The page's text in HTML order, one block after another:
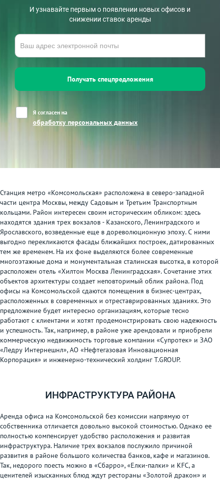
И узнавайте первым о появлении новых офисов и
снижении ставок аренды
Получать спецпредложения
Я согласен на
обработку персональных данных
Станция метро «Комсомольская» расположена в северо-западной
части центра Москвы, между Садовым и Третьим Транспортным
кольцами. Район интересен своим историческим обликом: здесь
находятся здания трех вокзалов - Казанского, Ленинградского и
Ярославского, возведенные еще в дореволюционную эпоху. С ними
выгодно перекликаются фасады ближайших построек, датированных
тем же временем. На их фоне выделяются более современные
многоэтажные дома и монументальная сталинская высотка, в которой
расположен отель «Хилтон Москва Ленинградская». Сочетание этих
объектов архитектуры создает неповторимый облик района. Под
офисы на Комсомольской сдаются помещения в бизнес-центрах,
расположенных в современных и отреставрированных зданиях. Это
предложение будет интересно организациям, которые тесно
работают с клиентами и хотят продемонстрировать свою надежность
и успешность. Так, например, в районе уже арендовали и приобрели
коммерческую недвижимость торговые компании «Супротек» и ЗАО
«Ледру Интернешнл», АО «Нефтегазовая Инновационная
Корпорация» и инженерно-технический холдинг T.GROUP.
ИНФРАСТРУКТУРА РАЙОНА
Аренда офиса на Комсомольской без комиссии напрямую от
собственника отличается довольно высокой стоимостью. Однако ее
полностью компенсирует удобство расположения и развитая
инфраструктура. Наличие трех вокзалов послужило причиной
развития в районе большого количества банков, кафе и магазинов.
Так, недорого поесть можно в «Сбарро», «Елки-палки» и KFC, а
ценителей изысканных блюд ждут рестораны «Золотой дракон» и